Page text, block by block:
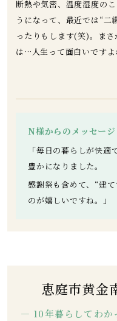
断熱や気密、温度湿度の
うになって、最近では“二
ったりもします(笑)。ま
は…人生って面白いですよ
N様からのメッセージ
「毎日の暮らしが快
豊かになりました。
感謝祭も含めて、“建
のが嬉しいですね。」
恵庭市黄金
— 10年暮らしてわか